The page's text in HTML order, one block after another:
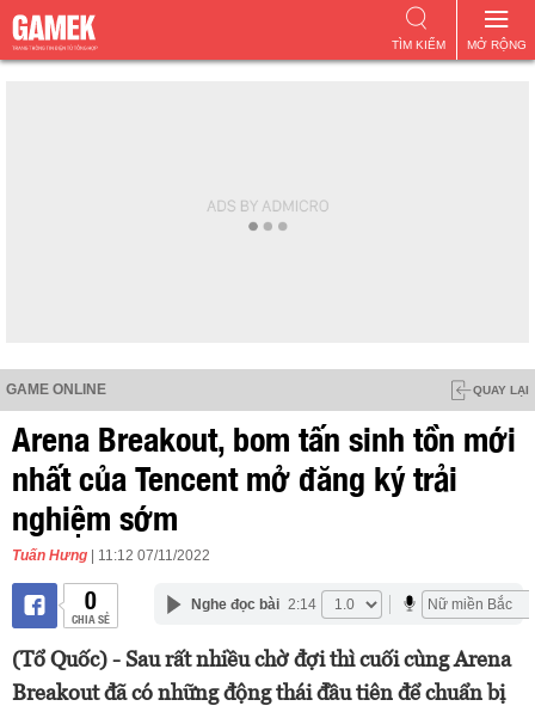
MỞ RỘNG
TÌM KIẾM
GAME ONLINE QUAY LẠI
Arena Breakout, bom tấn sinh tồn mới
nhất của Tencent mở đăng ký trải
nghiệm sớm
Tuấn Hưng | 11:12 07/11/2022
0
CHIA SẺ
Nghe đọc bài 2:14
(Tổ Quốc) - Sau rất nhiều chờ đợi thì cuối cùng Arena
Breakout đã có những động thái đầu tiên để chuẩn bị